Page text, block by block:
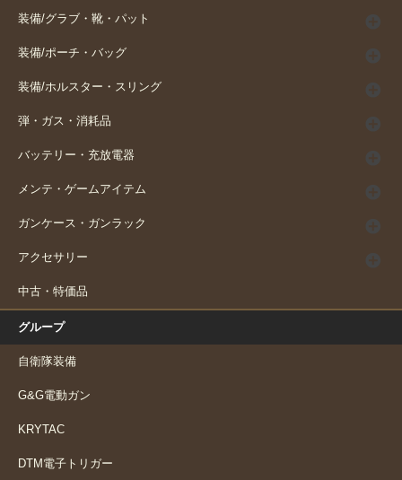
装備/グラブ・靴・パット
装備/ポーチ・バッグ
装備/ホルスター・スリング
弾・ガス・消耗品
バッテリー・充放電器
メンテ・ゲームアイテム
ガンケース・ガンラック
アクセサリー
中古・特価品
グループ
自衛隊装備
G&G電動ガン
KRYTAC
DTM電子トリガー